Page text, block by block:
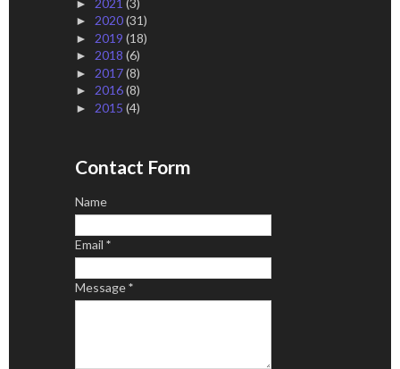
►
► 2020(31)
► 2019 (18)
► 2018 (6)
► 2017(8)
► 2016(8)
► 2015 (4)
Contact Form
Name
Email *
Message*